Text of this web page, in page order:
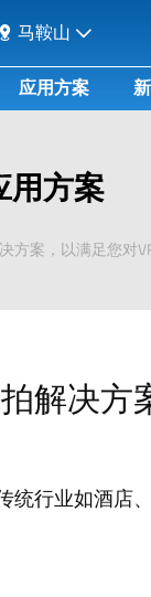
马鞍山
应用方案
用方案
方案，以满足您对
解决方
统行业如酒店